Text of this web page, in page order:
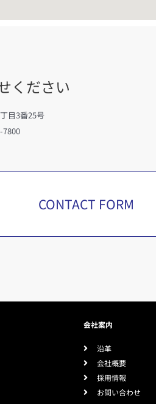
ください
目3番25号
7800
CONTACT FORM
会社案内
沿革
会社概要
採用情報
お問い合わせ